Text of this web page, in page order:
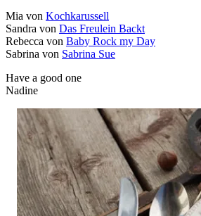
Mia von Kochkarussell
Sandra von Das Freulein Backt
Rebecca von Baby Rock my Day
Sabrina von Sabrina Sue
Have a good one
Nadine